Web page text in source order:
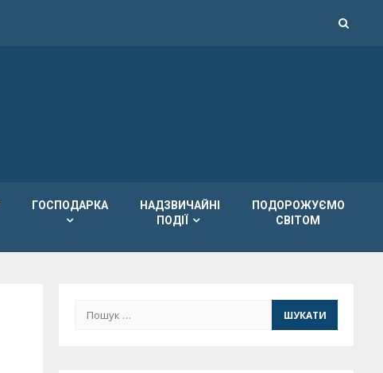
ГОСПОДАРКА
НАДЗВИЧАЙНІ
ПОДІЇ
ПОДОРОЖУЄМО
СВІТОМ
Пошук: